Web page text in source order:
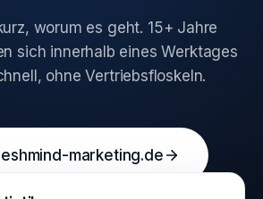
worum es geht. 15+ Jahre
sich innerhalb eines Werktages
ohne Vertriebsfloskeln.
marketing.de